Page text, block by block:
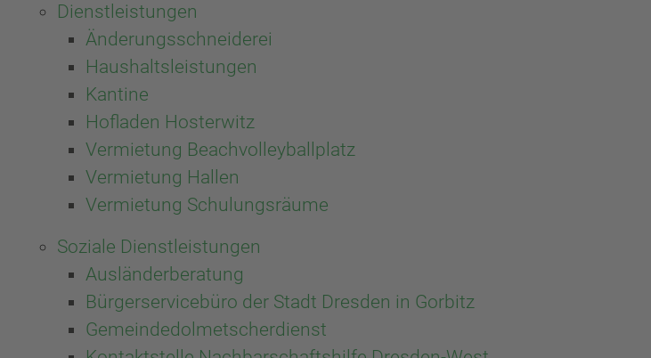
Dienstleistungen
Änderungsschneiderei
Haushaltsleistungen
Kantine
Hofladen Hosterwitz
Vermietung Beachvolleyballplatz
Vermietung Hallen
Vermietung Schulungsräume
Soziale Dienstleistungen
Ausländerberatung
Bürgerservicebüro der Stadt Dresden in Gorbitz
Gemeindedolmetscherdienst